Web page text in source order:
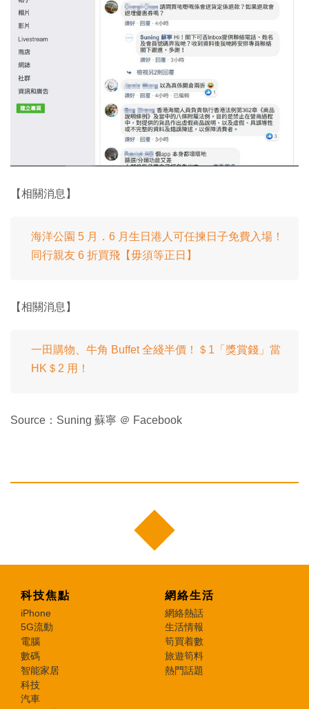
【相關消息】
海洋公園 5 月．6 月生日港人可任揀日子免費入場！
同行親友 6 折買飛【毋須等正日】
【相關消息】
一田購物、牛角 Buffet 全綫半價！＄1「獎賞錢」當
HK＄2 用！
Source：Suning 蘇寧 ＠ Facebook
科技焦點
iPhone
5G流動
電腦
數碼
智能家居
科技
汽車
網絡生活
網絡熱話
生活情報
筍買着數
旅遊筍料
熱門話題